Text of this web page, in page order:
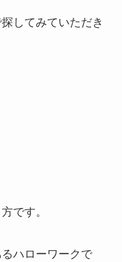
してみていただき
です。
ハローワークで